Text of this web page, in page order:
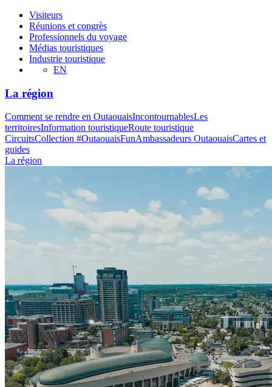
Visiteurs
Réunions et congrès
Professionnels du voyage
Médias touristiques
Industrie touristique
EN
La région
Comment se rendre en OutaouaisIncontournablesLes
territoiresInformation touristiqueRoute touristique
CircuitsCollection #OutaouaisFunAmbassadeurs OutaouaisCartes et
guides
La région